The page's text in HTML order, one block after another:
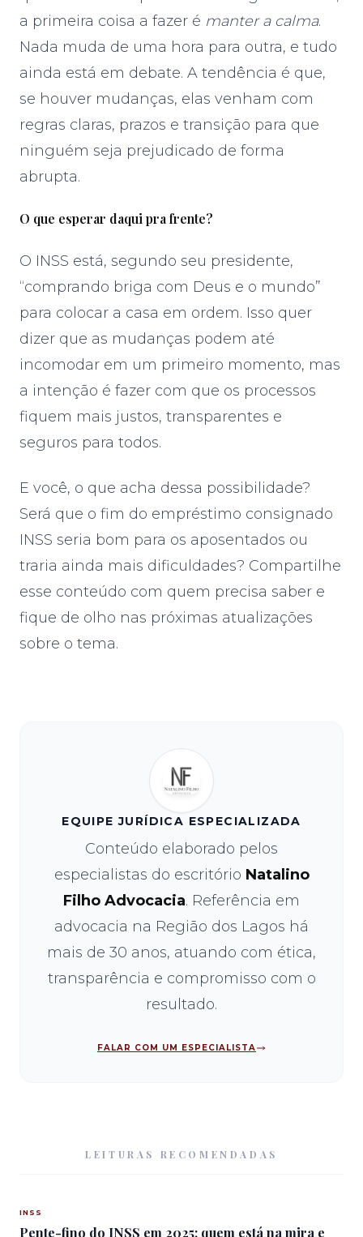
a primeira coisa a fazer é manter a calma.
Nada muda de uma hora para outra, e tudo
ainda está em debate. A tendência é que,
se houver mudanças, elas venham com
regras claras, prazos e transição para que
ninguém seja prejudicado de forma
abrupta.
O que esperar daqui pra frente?
O INSS está, segundo seu presidente,
“comprando briga com Deus e o mundo”
para colocar a casa em ordem. Isso quer
dizer que as mudanças podem até
incomodar em um primeiro momento, mas
a intenção é fazer com que os processos
fiquem mais justos, transparentes e
seguros para todos.
E você, o que acha dessa possibilidade?
Será que o fim do empréstimo consignado
INSS seria bom para os aposentados ou
traria ainda mais dificuldades? Compartilhe
esse conteúdo com quem precisa saber e
fique de olho nas próximas atualizações
sobre o tema.
EQUIPE JURÍDICA ESPECIALIZADA
Conteúdo elaborado pelos
especialistas do escritório Natalino
Filho Advocacia. Referência em
advocacia na Região dos Lagos há
mais de 30 anos, atuando com ética,
transparência e compromisso com o
resultado.
FALAR COM UM ESPECIALISTA
LEITURAS RECOMENDADAS
INSS
Pente-fino do INSS em 2025: quem está na mira e